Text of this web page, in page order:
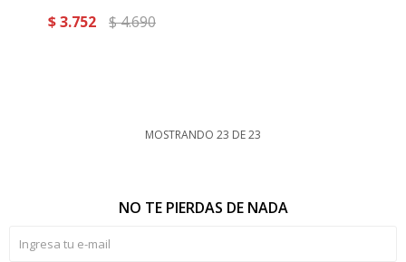
$ 3.752 $4.690
MOSTRANDO 23 DE23
NO TE PIERDAS DE NADA